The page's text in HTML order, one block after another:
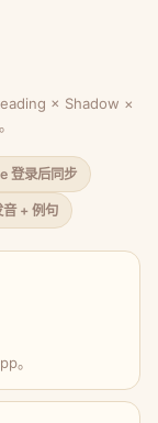
× Shadow ×
登录后同步
音 + 例句
。